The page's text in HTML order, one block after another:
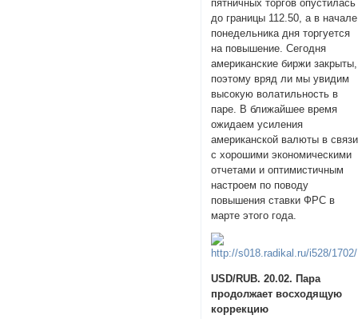
пятничных торгов опустилась
до границы 112.50, а в начале
понедельника дня торгуется
на повышение. Сегодня
американские биржи закрыты,
поэтому вряд ли мы увидим
высокую волатильность в
паре. В ближайшее время
ожидаем усиления
американской валюты в связи
с хорошими экономическими
отчетами и оптимистичным
настроем по поводу
повышения ставки ФРС в
марте этого года.
USD/RUB. 20.02. Пара
продолжает восходящую
коррекцию